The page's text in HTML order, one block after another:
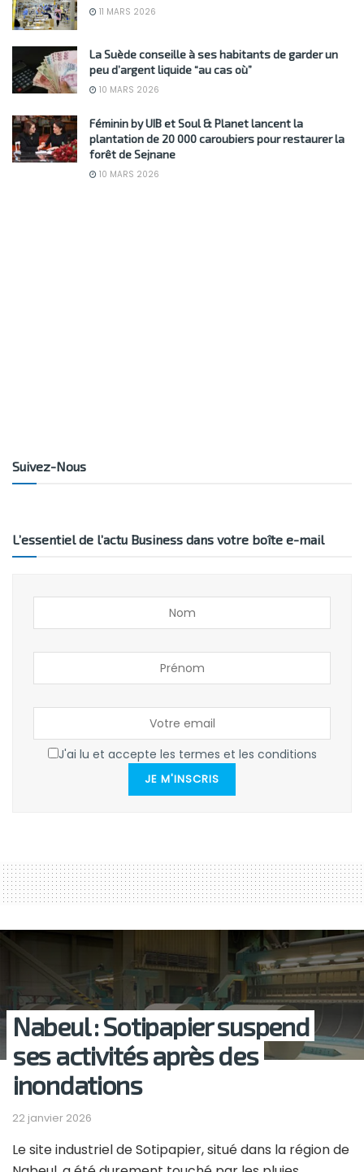
11 MARS 2026
La Suède conseille à ses habitants de garder un
peu d’argent liquide “au cas où”
10 MARS 2026
Féminin by UIB et Soul & Planet lancent la
plantation de 20 000 caroubiers pour restaurer la
forêt de Sejnane
10 MARS 2026
Suivez-Nous
L’essentiel de l’actu Business dans votre boîte e-mail
J'ai lu et accepte les termes et les conditions
JE M'INSCRIS
Nabeul : Sotipapier suspend
ses activités après des
inondations
22 janvier 2026
Le site industriel de Sotipapier, situé dans la région de